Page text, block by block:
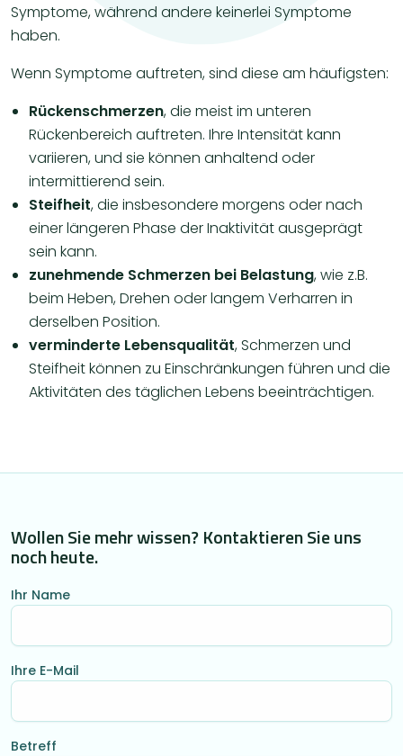
Symptome, während andere keinerlei Symptome
haben.
Wenn Symptome auftreten, sind diese am häufigsten:
Rückenschmerzen, die meist im unteren
Rückenbereich auftreten. Ihre Intensität kann
variieren, und sie können anhaltend oder
intermittierend sein.
Steifheit, die insbesondere morgens oder nach
einer längeren Phase der Inaktivität ausgeprägt
sein kann.
zunehmende Schmerzen bei Belastung, wie z.B.
beim Heben, Drehen oder langem Verharren in
derselben Position.
verminderte Lebensqualität, Schmerzen und
Steifheit können zu Einschränkungen führen und die
Aktivitäten des täglichen Lebens beeinträchtigen.
Wollen Sie mehr wissen? Kontaktieren Sie uns
noch heute.
Ihr Name
Ihre E-Mail
Betreff